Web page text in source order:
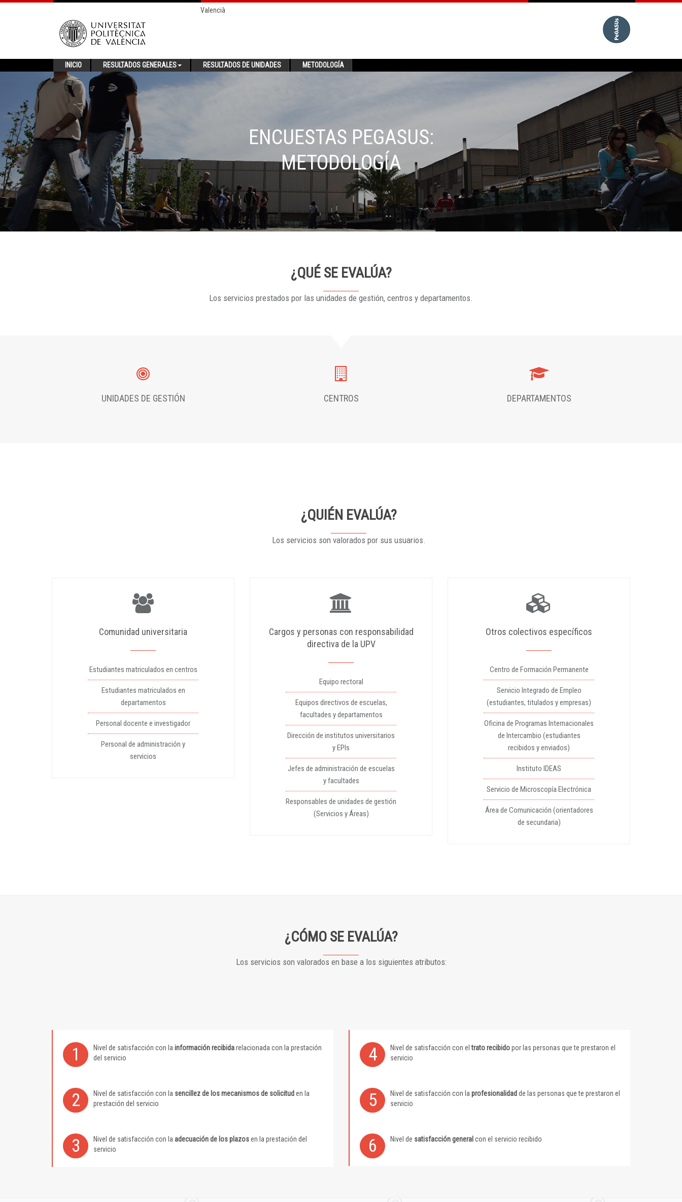
Valencià
INICIO RESULTADOS GENERALES RESULTADOS DE UNIDADES METODOLOGÍA
ENCUESTAS PEGASUS:
METODOLOGÍA
¿QUÉ SE EVALÚA?
Los servicios prestados por las unidades de gestión, centros y departamentos.
UNIDADES DE GESTIÓN CENTROS DEPARTAMENTOS
¿QUIÉN EVALÚA?
Los servicios son valorados por sus usuarios.
Comunidad universitaria
Estudiantes matriculados en centros
Estudiantes matriculados en
departamentos
Personal docente e investigador
Personal de administración y
servicios
Cargos y personas con responsabilidad
directiva de la UPV
Equipo rectoral
Equipos directivos de escuelas,
facultades y departamentos
Dirección de institutos universitarios
y EPIs
Jefes de administración de escuelas
y facultades
Responsables de unidades de gestión
(Servicios y Áreas)
Otros colectivos específicos
Centro de Formación Permanente
Servicio Integrado de Empleo
(estudiantes, titulados y empresas)
Oficina de Programas Internacionales
de Intercambio (estudiantes
recibidos y enviados)
Instituto IDEAS
Servicio de Microscopía Electrónica
Área de Comunicación (orientadores
de secundaria)
¿CÓMO SE EVALÚA?
Los servicios son valorados en base a los siguientes atributos:
1 Nivel de satisfacción con la información recibidarelacionada con la prestación
del servicio
4 Nivel de satisfacción con eltrato recibidopor las personas que te prestaron el
servicio
2 Nivel de satisfacción con la sencillez de los mecanismos de solicitud en la
prestación del servicio
5 Nivel de satisfacción con la profesionalidad de las personas que te prestaron el
servicio
3 Nivel de satisfacción con la adecuación de los plazosen la prestación del
servicio
6 Nivel de satisfacción general con el servicio recibido